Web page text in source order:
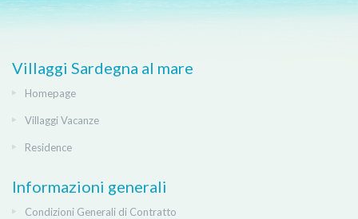
Villaggi Sardegna al mare
Homepage
Villaggi Vacanze
Residence
Informazioni generali
Condizioni Generali di Contratto